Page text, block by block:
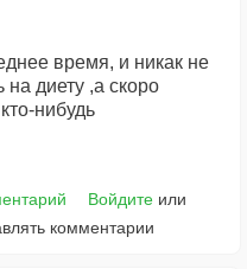
время, и никак не
на диету ,а скоро
нибудь
Войдитеили
комментарии